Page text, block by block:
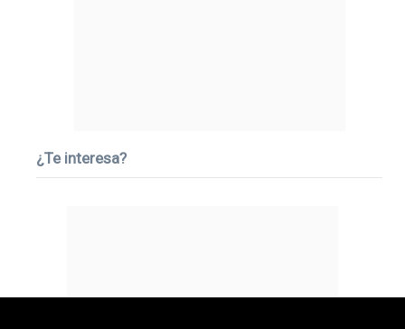
¿Te interesa?